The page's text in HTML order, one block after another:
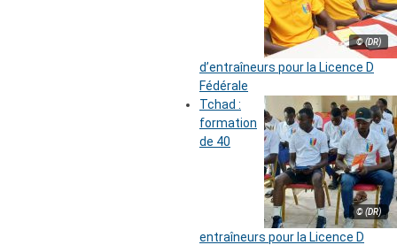
© (DR)
d’entraîneurs pour la Licence D
Fédérale
© (DR)
Tchad :
formation
de 40
entraîneurs pour la Licence D